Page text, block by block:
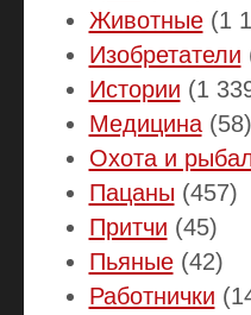
Животные(1
Изобретатели
Истории (1
Медицина(58)
Охота и
Пацаны (457)
Притчи (45)
Пьяные(42)
Работнички